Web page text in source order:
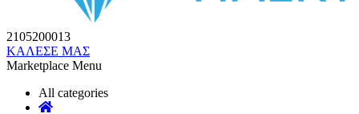
2105200013
ΚΑΛΕΣΕ ΜΑΣ
Marketplace Menu
All categories